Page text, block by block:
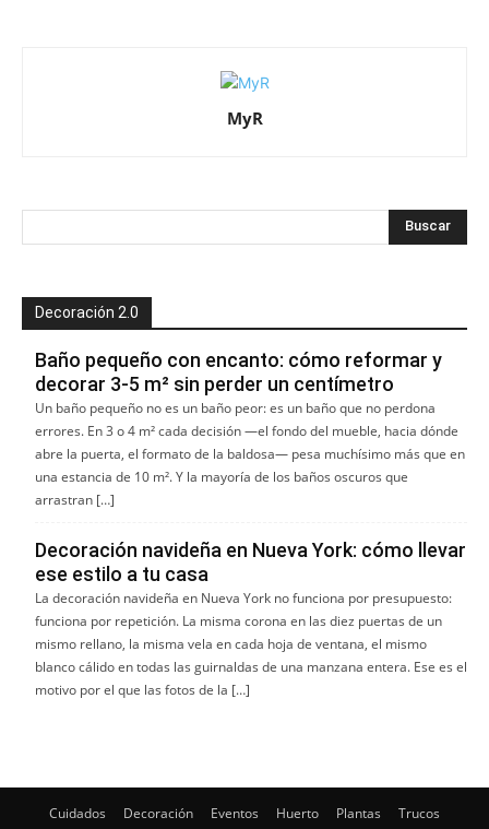
MyR
Decoración 2.0
Baño pequeño con encanto: cómo reformar y
decorar 3-5 m² sin perder un centímetro
Un baño pequeño no es un baño peor: es un baño que no perdona
errores. En 3 o 4 m² cada decisión —el fondo del mueble, hacia dónde
abre la puerta, el formato de la baldosa— pesa muchísimo más que en
una estancia de 10 m². Y la mayoría de los baños oscuros que
arrastran […]
Decoración navideña en Nueva York: cómo llevar
ese estilo a tu casa
La decoración navideña en Nueva York no funciona por presupuesto:
funciona por repetición. La misma corona en las diez puertas de un
mismo rellano, la misma vela en cada hoja de ventana, el mismo
blanco cálido en todas las guirnaldas de una manzana entera. Ese es el
motivo por el que las fotos de la […]
Cuidados Decoración Eventos Huerto Plantas Trucos